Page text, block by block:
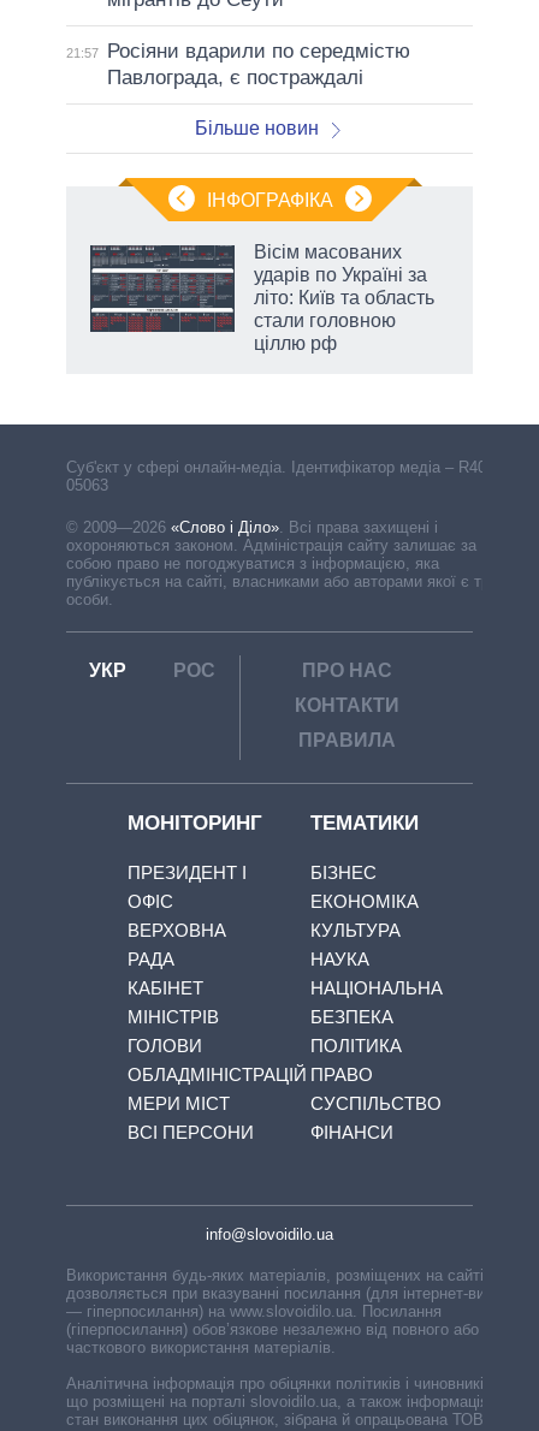
21:57
Росіяни вдарили по середмістю
Павлограда, є постраждалі
Більше новин
ІНФОГРАФІКА
Вісім масованих
ударів по Україні за
літо: Київ та область
стали головною
ціллю рф
Cуб'єкт у сфері онлайн-медіа. Ідентифікатор медіа – R40-
05063
© 2009—2026 «Слово і Діло» Всі права захищені і
охороняються законом. Адміністрація сайту залишає за
собою право не погоджуватися з інформацією, яка
публікується на сайті, власниками або авторами якої є треті
особи.
УКР РОС
ПРО НАС
КОНТАКТИ
ПРАВИЛА
МОНІТОРИНГ
ПРЕЗИДЕНТ І
ОФІС
ВЕРХОВНА
РАДА
КАБІНЕТ
МІНІСТРІВ
ГОЛОВИ
ОБЛАДМІНІСТРАЦІЙ
МЕРИ МІСТ
ВСІ ПЕРСОНИ
ТЕМАТИКИ
БІЗНЕС
ЕКОНОМІКА
КУЛЬТУРА
НАУКА
НАЦІОНАЛЬНА
БЕЗПЕКА
ПОЛІТИКА
ПРАВО
СУСПІЛЬСТВО
ФІНАНСИ
info@slovoidilo.ua
Використання будь-яких матеріалів, розміщених на сайті,
дозволяється при вказуванні посилання (для інтернет-видань
— гіперпосилання) на www.slovoidilo.ua. Посилання
(гіперпосилання) обов’язкове незалежно від повного або
часткового використання матеріалів.
Аналітична інформація про обіцянки політиків і чиновників,
що розміщені на порталі slovoidilo.ua, а також інформація про
стан виконання цих обіцянок, зібрана й опрацьована ТОВ «ІА